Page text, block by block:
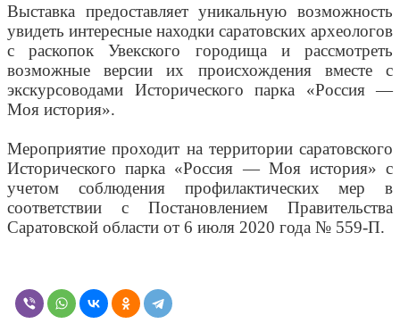
Выставка предоставляет уникальную возможность
увидеть интересные находки саратовских археологов
с раскопок Увекского городища и рассмотреть
возможные версии их происхождения вместе с
экскурсоводами Исторического парка «Россия —
Моя история».
Мероприятие проходит на территории саратовского
Исторического парка «Россия — Моя история» с
учетом соблюдения профилактических мер в
соответствии с Постановлением Правительства
Саратовской области от 6 июля 2020 года № 559-П.